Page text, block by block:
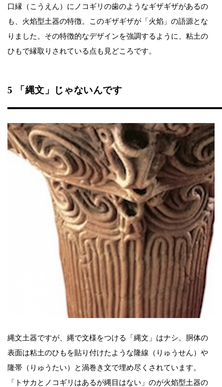
口縁（こうえん）にノコギリの歯のようなギザギザがあるの
も、火焰型土器の特徴。このギザギザが「火焰」の語源とな
りました。その特徴的なデザインを強調するように、粘土の
ひもで縁取りされている点も見どころです。
5 「縄文」じゃないんです
縄文土器ですが、縄で文様をつける「縄文」はナシ。胴体の
表面は粘土のひもを貼り付けたような隆線（りゅうせん）や
隆帯（りゅうたい）と渦巻き文で埋め尽くされています。
「トサカとノコギリはあるが縄目はない」のが火焰型土器の